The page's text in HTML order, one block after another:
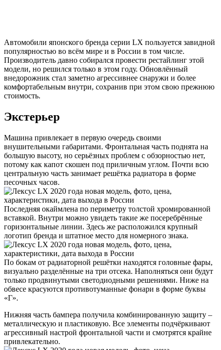
Автомобили японского бренда серии LX пользуется завидной
популярностью во всём мире и в России в том числе.
Производитель давно собирался провести рестайлинг этой
модели, но решился только в этом году. Обновлённый
внедорожник стал заметно агрессивнее снаружи и более
комфортабельным внутри, сохранив при этом свою прежнюю
стоимость.
Экстерьер
Машина привлекает в первую очередь своими
внушительными габаритами. Фронтальная часть поднята на
большую высоту, но серьёзных проблем с обзорностью нет,
потому как капот скошен под приличным углом. Почти всю
центральную часть занимает решётка радиатора в форме
песочных часов.
Последняя окаймлена по периметру толстой хромированной
вставкой. Внутри можно увидеть такие же посеребрённые
горизонтальные линии. Здесь же расположился крупный
логотип бренда и штатное место для номерного знака.
По бокам от радиаторной решётки находятся головные фары,
визуально разделённые на три отсека. Наполняться они будут
только продвинутыми светодиодными решениями. Ниже на
обвесе красуются противотуманные фонари в форме буквы
«Г».
Нижняя часть бампера получила комбинированную защиту –
металлическую и пластиковую. Все элементы подчёркивают
агрессивный настрой фронтальной части и смотрятся крайне
привлекательно.